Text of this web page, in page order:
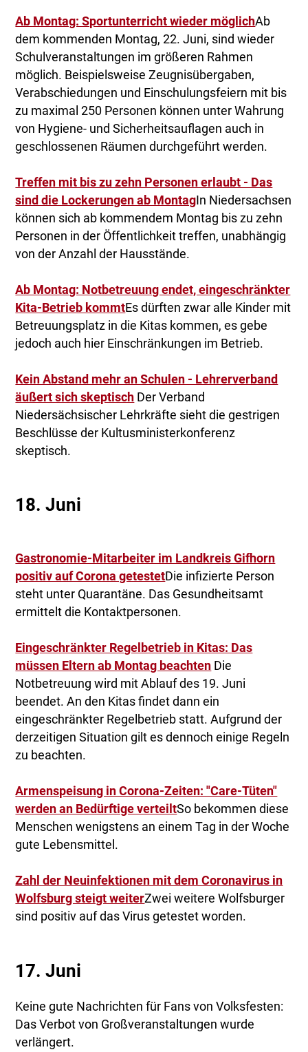
Ab Montag: Sportunterricht wieder möglichAb
dem kommenden Montag, 22. Juni, sind wieder
Schulveranstaltungen im größeren Rahmen
möglich. Beispielsweise Zeugnisübergaben,
Verabschiedungen und Einschulungsfeiern mit bis
zu maximal 250 Personen können unter Wahrung
von Hygiene- und Sicherheitsauflagen auch in
geschlossenen Räumen durchgeführt werden.
Treffen mit bis zu zehn Personen erlaubt - Das
sind die Lockerungen ab MontagIn Niedersachsen
können sich ab kommendem Montag bis zu zehn
Personen in der Öffentlichkeit treffen, unabhängig
von der Anzahl der Hausstände.
Ab Montag: Notbetreuung endet, eingeschränkter
Kita-Betrieb kommtEs dürften zwar alle Kinder mit
Betreuungsplatz in die Kitas kommen, es gebe
jedoch auch hier Einschränkungen im Betrieb.
Kein Abstand mehr an Schulen - Lehrerverband
äußert sich skeptisch Der Verband
Niedersächsischer Lehrkräfte sieht die gestrigen
Beschlüsse der Kultusministerkonferenz
skeptisch.
18. Juni
Gastronomie-Mitarbeiter im Landkreis Gifhorn
positiv auf Corona getestetDie infizierte Person
steht unter Quarantäne. Das Gesundheitsamt
ermittelt die Kontaktpersonen.
Eingeschränkter Regelbetrieb in Kitas: Das
müssen Eltern ab Montag beachten Die
Notbetreuung wird mit Ablauf des 19. Juni
beendet. An den Kitas findet dann ein
eingeschränkter Regelbetrieb statt. Aufgrund der
derzeitigen Situation gilt es dennoch einige Regeln
zu beachten.
Armenspeisung in Corona-Zeiten: "Care-Tüten"
werden an Bedürftige verteiltSo bekommen diese
Menschen wenigstens an einem Tag in der Woche
gute Lebensmittel.
Zahl der Neuinfektionen mit dem Coronavirus in
Wolfsburg steigt weiterZwei weitere Wolfsburger
sind positiv auf das Virus getestet worden.
17. Juni
Keine gute Nachrichten für Fans von Volksfesten:
Das Verbot von Großveranstaltungen wurde
verlängert.